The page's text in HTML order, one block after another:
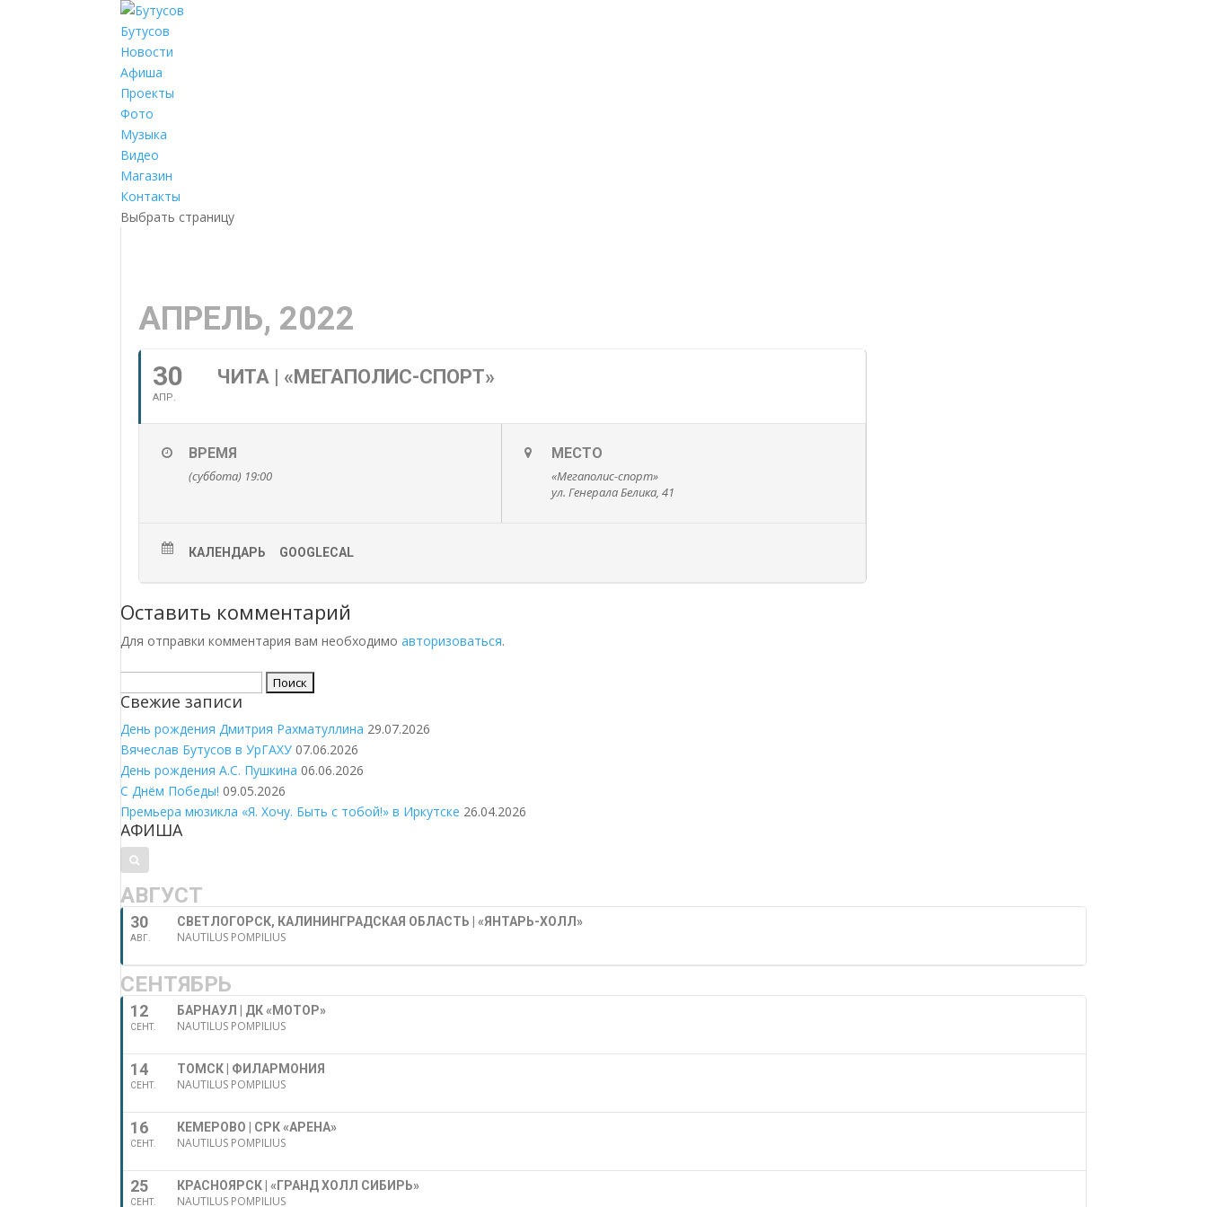
Бутусов
Новости
Афиша
Проекты
Фото
Музыка
Видео
Магазин
Контакты
Выбрать страницу
АПРЕЛЬ, 2022
30
АПР.
ЧИТА | «МЕГАПОЛИС-СПОРТ»
ВРЕМЯ
(суббота) 19:00
МЕСТО
«Мегаполис-спорт»
ул. Генерала Белика, 41
КАЛЕНДАРЬ GOOGLECAL
Оставить комментарий
Для отправки комментария вам необходимоавторизоваться.
Свежие записи
День рождения Дмитрия Рахматуллина 29.07.2026
Вячеслав Бутусов в УрГАХУ 07.06.2026
День рождения А.С. Пушкина 06.06.2026
С Днём Победы! 09.05.2026
Премьера мюзикла «Я. Хочу. Быть с тобой!» в Иркутске 26.04.2026
АФИША
АВГУСТ
30
АВГ.
СВЕТЛОГОРСК, КАЛИНИНГРАДСКАЯ ОБЛАСТЬ | «ЯНТАРЬ-ХОЛЛ»
NAUTILUS POMPILIUS
СЕНТЯБРЬ
12
СЕНТ.
БАРНАУЛ | ДК «МОТОР»
NAUTILUS POMPILIUS
14
СЕНТ.
ТОМСК | ФИЛАРМОНИЯ
NAUTILUS POMPILIUS
16
СЕНТ.
КЕМЕРОВО | СРК «АРЕНА»
NAUTILUS POMPILIUS
25
СЕНТ.
КРАСНОЯРСК | «ГРАНД ХОЛЛ СИБИРЬ»
NAUTILUS POMPILIUS